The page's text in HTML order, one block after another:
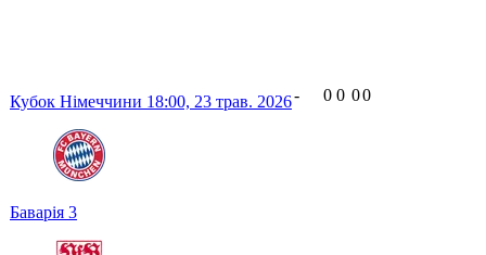
Кубок Німеччини 18:00, 23 трав. 2026
Баварія 3
- 0 0 00